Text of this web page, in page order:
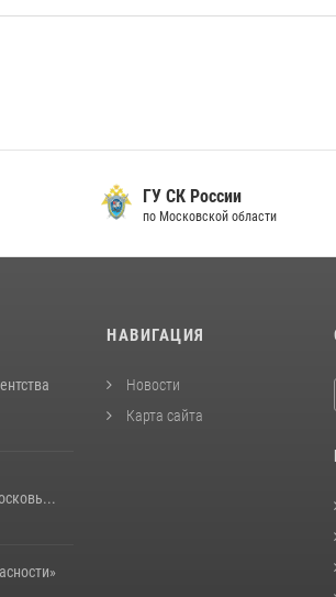
ГУ СК России
по Московской области
НАВИГАЦИЯ
Новости
Карта сайта